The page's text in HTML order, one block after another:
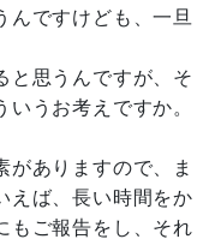
んですけども、一旦
思うんですが、そ
うお考えですか。
ありますので、ま
えば、長い時間をか
もご報告をし、それ